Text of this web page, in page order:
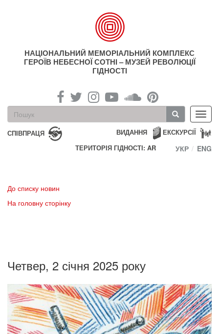
НАЦІОНАЛЬНИЙ МЕМОРІАЛЬНИЙ КОМПЛЕКС
ГЕРОЇВ НЕБЕСНОЇ СОТНІ – МУЗЕЙ РЕВОЛЮЦІЇ
ГІДНОСТІ
Пошукова
форма
Пошук
СПІВПРАЦЯ ЕКСКУРСІЇ
ВИДАННЯ
ТЕРИТОРІЯ ГІДНОСТІ: AR
УКР ENG
До списку новин
На головну сторінку
Четвер, 2 січня 2025 року